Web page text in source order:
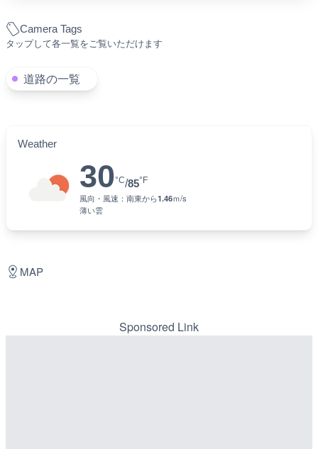
Camera Tags
タップして各一覧をご覧いただけます
道路の一覧
Weather
30°C/85°F
風向・風速： 南東から1.46ｍ/s
薄い雲
MAP
Sponsored Link